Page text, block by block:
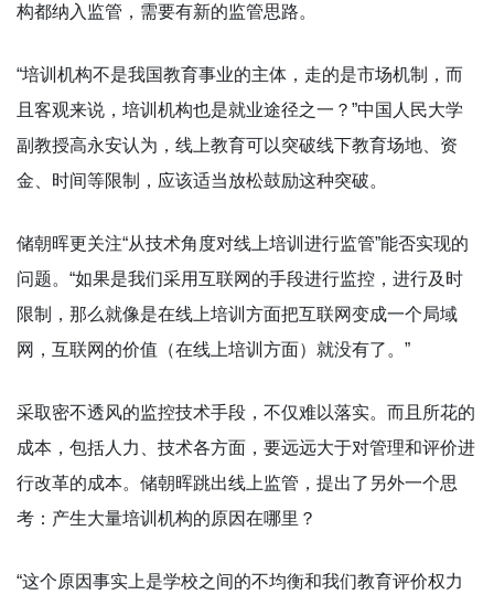
构都纳入监管，需要有新的监管思路。
“培训机构不是我国教育事业的主体，走的是市场机制，而
且客观来说，培训机构也是就业途径之一？”中国人民大学
副教授高永安认为，线上教育可以突破线下教育场地、资
金、时间等限制，应该适当放松鼓励这种突破。
储朝晖更关注“从技术角度对线上培训进行监管”能否实现的
问题。“如果是我们采用互联网的手段进行监控，进行及时
限制，那么就像是在线上培训方面把互联网变成一个局域
网，互联网的价值（在线上培训方面）就没有了。”
采取密不透风的监控技术手段，不仅难以落实。而且所花的
成本，包括人力、技术各方面，要远远大于对管理和评价进
行改革的成本。储朝晖跳出线上监管，提出了另外一个思
考：产生大量培训机构的原因在哪里？
“这个原因事实上是学校之间的不均衡和我们教育评价权力